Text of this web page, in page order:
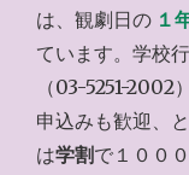
は、観劇日の １
ています。学校
（03-5251-
申込みも歓迎、
は学割で１００